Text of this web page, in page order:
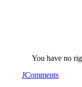
You have no
JComments